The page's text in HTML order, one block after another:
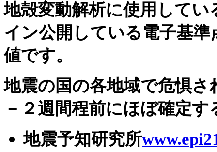
地殻変動解析に使用して
イン公開している電子基
値です。
地震の国の各地域で危惧
－２週間程前にほぼ確定
地震予知研究所